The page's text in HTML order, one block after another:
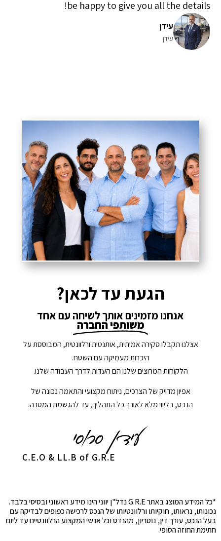
be happy to give you all the details!
עידן
עידן
הגעת עד לכאן?
אנחנו מזמינים אותך לשיחה עם אחד
משותפי החברה
אצלנו תקבלו סקירה אמיתית, אותנטית ורלוונטית, המבוססת על
היכרות מעמיקה עם השטח.
הלקוחות המרוצים שלנו הם העדות לדרך העבודה שלנו.
אפיון מדויק של הצרכים, ניתוח מקצועי והתאמה נכונה של
הנכס, בליווי מלא לאורך כל התהליך, עד להגשמת המטרה.
C.E.O & LL.B of G.R.E
*כל המידע המוצג באתר G.R.E נדל"ן יווני הינו מידע ראשוני ובסיסי בלבד.
נכונותו, נראותו, חוקיותו ורלוונטיותו של הנכס לרכישה כפופים לבדיקה עם
בעל הנכס, עורך דין, נוטריון, מהנדס וכל אנשי המקצוע הרלוונטיים עד ליום
חתימת החוזה הסופי.